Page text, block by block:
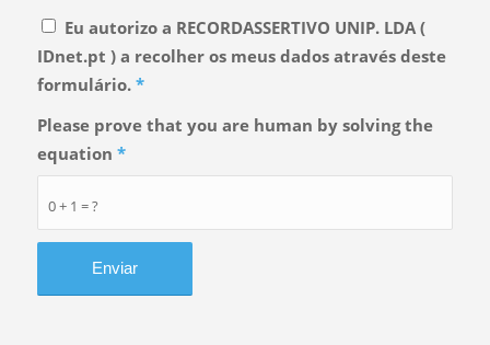
Eu autorizo a RECORDASSERTIVO UNIP. LDA (
IDnet.pt ) a recolher os meus dados através deste
formulário. *
0 + 1 = ?
Please prove that you are human by solving the
equation *